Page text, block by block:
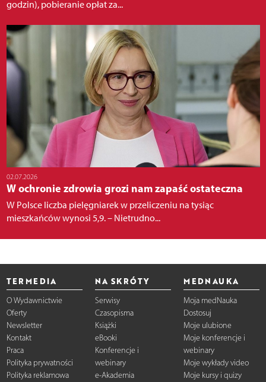
godzin), pobieranie opłat za...
02.07.2026
W ochronie zdrowia grozi nam zapaść ostateczna
W Polsce liczba pielęgniarek w przeliczeniu na tysiąc
mieszkańców wynosi 5,9. – Nietrudno...
TERMEDIA
O Wydawnictwie
Oferty
Newsletter
Kontakt
Praca
Polityka prywatności
Polityka reklamowa
NA SKRÓTY
Serwisy
Czasopisma
Książki
eBooki
Konferencje i
webinary
e-Akademia
MEDNAUKA
Moja medNauka
Dostosuj
Moje ulubione
Moje konferencje i
webinary
Moje wykłady video
Moje kursy i quizy